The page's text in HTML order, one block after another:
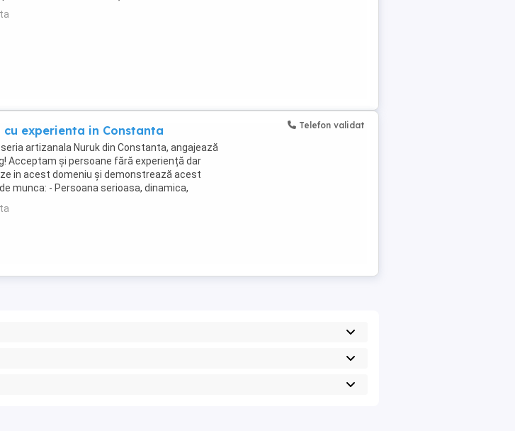
experienta in Constanta
artizanala Nuruk din Constanta, angajează
Acceptam și persoane fără experiență dar
in acest domeniu și demonstrează acest
munca: - Persoana serioasa, dinamica,
...
Telefon validat